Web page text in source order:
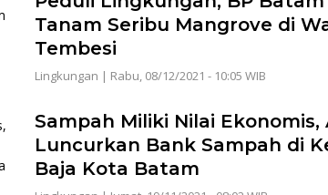
Tanam Seribu Mangrove di
Tembesi
Lingkungan | Rabu, 08/12/2021 - 10:05 WIB
Sampah Miliki Nilai Ekonomis,
Luncurkan Bank Sampah di
Baja Kota Batam